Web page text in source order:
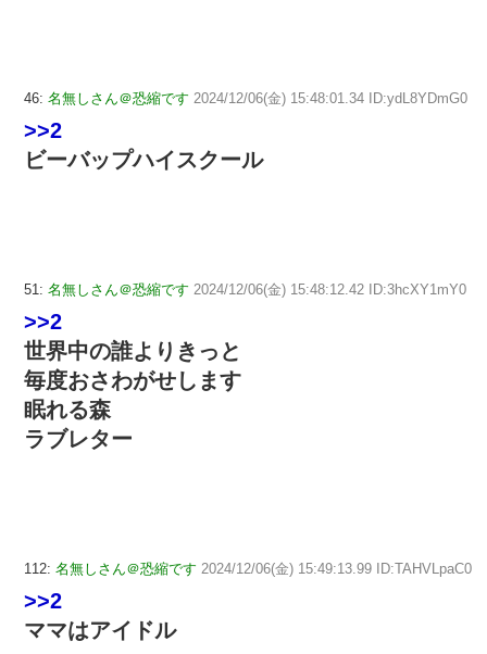
46: 名無しさん＠恐縮です 2024/12/06(金) 15:48:01.34 ID:ydL8YDmG0
>>2
ビーバップハイスクール
51: 名無しさん＠恐縮です 2024/12/06(金) 15:48:12.42 ID:3hcXY1mY0
>>2
世界中の誰よりきっと
毎度おさわがせします
眠れる森
ラブレター
112: 名無しさん＠恐縮です 2024/12/06(金) 15:49:13.99 ID:TAHVLpaC0
>>2
ママはアイドル